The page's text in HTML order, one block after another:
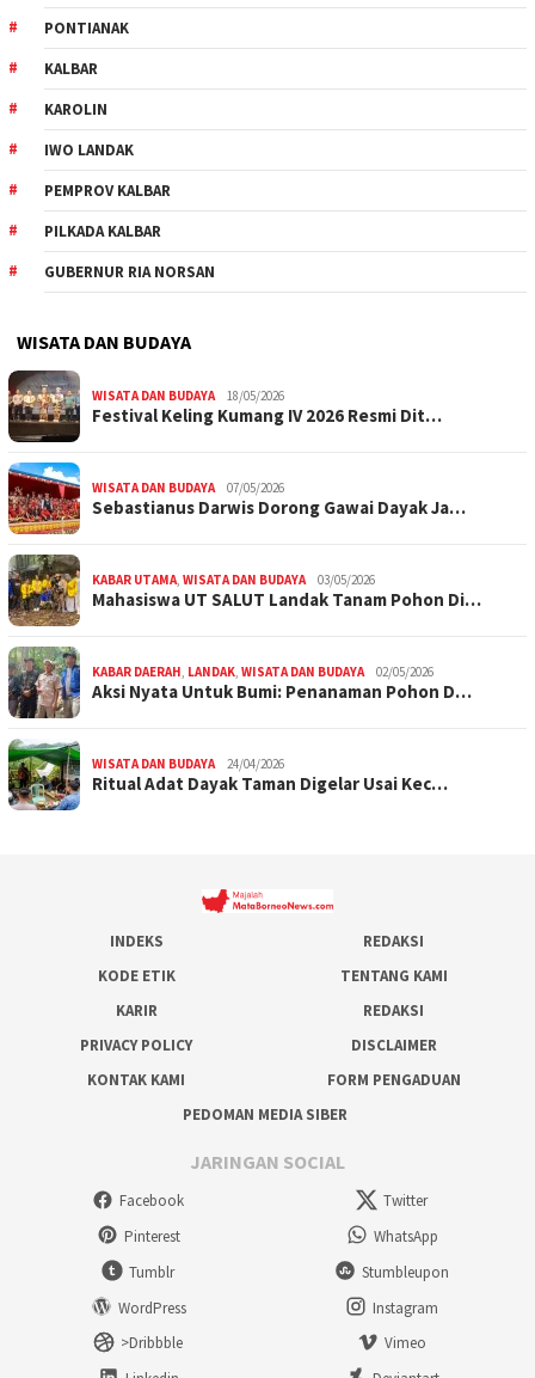
PONTIANAK
KALBAR
KAROLIN
IWO LANDAK
PEMPROV KALBAR
PILKADA KALBAR
GUBERNUR RIA NORSAN
WISATA DAN BUDAYA
WISATA DAN BUDAYA 18/05/2026
Festival Keling Kumang IV 2026 Resmi Dit…
WISATA DAN BUDAYA 07/05/2026
Sebastianus Darwis Dorong Gawai Dayak Ja…
KABAR UTAMA, WISATA DAN BUDAYA 03/05/2026
Mahasiswa UT SALUT Landak Tanam Pohon Di…
KABAR DAERAH, LANDAK, WISATA DAN BUDAYA 02/05/2026
Aksi Nyata Untuk Bumi: Penanaman Pohon D…
WISATA DAN BUDAYA 24/04/2026
Ritual Adat Dayak Taman Digelar Usai Kec…
INDEKS
REDAKSI
KODE ETIK
TENTANG KAMI
KARIR
REDAKSI
PRIVACY POLICY
DISCLAIMER
KONTAK KAMI
FORM PENGADUAN
PEDOMAN MEDIA SIBER
JARINGAN SOCIAL
Facebook
Twitter
Pinterest
WhatsApp
Tumblr
Stumbleupon
WordPress
Instagram
>Dribbble
Vimeo